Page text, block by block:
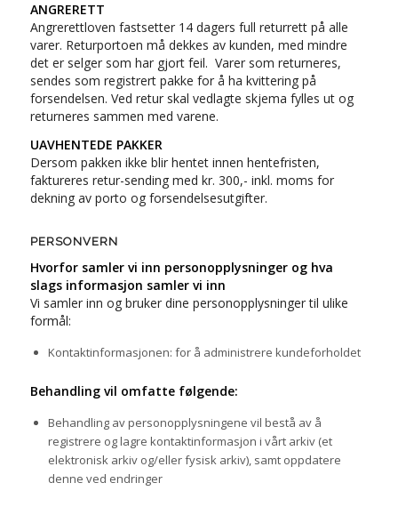
ANGRERETT
Angrerettloven fastsetter 14 dagers full returrett på alle
varer. Returportoen må dekkes av kunden, med mindre
det er selger som har gjort feil. Varer som returneres,
sendes som registrert pakke for å ha kvittering på
forsendelsen. Ved retur skal vedlagte skjema fylles ut og
returneres sammen med varene.
UAVHENTEDE PAKKER
Dersom pakken ikke blir hentet innen hentefristen,
faktureres retur-sending med kr. 300,- inkl. moms for
dekning av porto og forsendelsesutgifter.
PERSONVERN
Hvorfor samler vi inn personopplysninger og hva
slags informasjon samler vi inn
Vi samler inn og bruker dine personopplysninger til ulike
formål:
Kontaktinformasjonen: for å administrere kundeforholdet
Behandling vil omfatte følgende:
Behandling av personopplysningene vil bestå av å
registrere og lagre kontaktinformasjon i vårt arkiv (et
elektronisk arkiv og/eller fysisk arkiv), samt oppdatere
denne ved endringer